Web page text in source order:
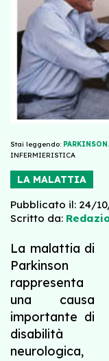
Stai leggendo:
INFERMIERISTICA
LA MALATTIA
Pubblicato il: 24/
Scritto da:
La malattia di
Parkinson
rappresenta
una causa
importante di
disabilità
neurologica,